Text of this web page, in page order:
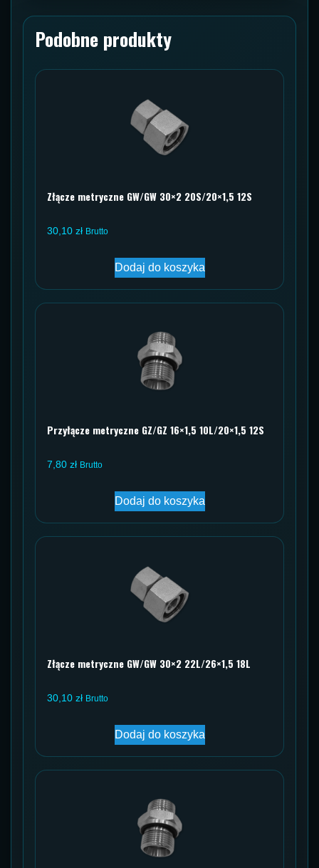
Podobne produkty
Złącze metryczne GW/GW 30×2 20S/20×1,5 12S
30,10 zł Brutto
Dodaj do koszyka
Przyłącze metryczne GZ/GZ 16×1,5 10L/20×1,5 12S
7,80 zł Brutto
Dodaj do koszyka
Złącze metryczne GW/GW 30×2 22L/26×1,5 18L
30,10 zł Brutto
Dodaj do koszyka